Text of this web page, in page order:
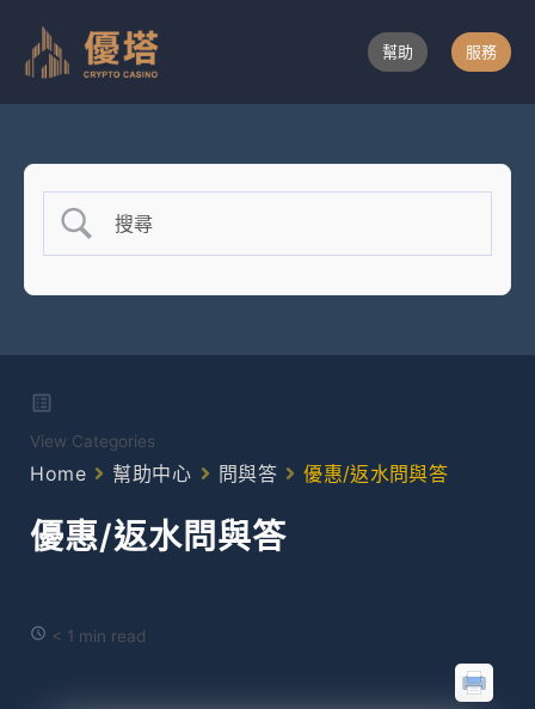
幫助 服務
View Categories
Home 幫助中心 問與答 優惠/返水問與答
優惠/返水問與答
< 1 min read